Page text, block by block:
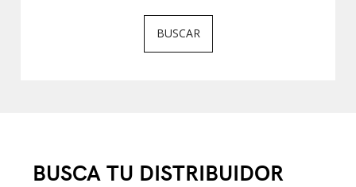
BUSCAR
BUSCA TU DISTRIBUIDOR